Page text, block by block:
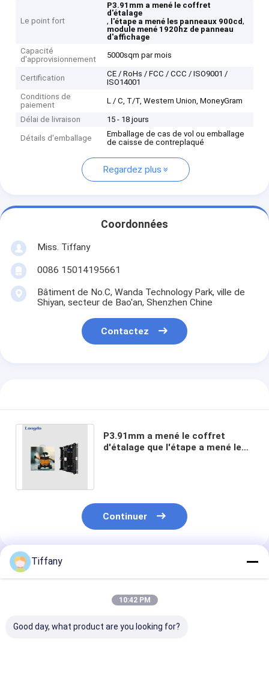
Le point fort
P3.91mm a mené le coffret
d'étalage
, l'étape a mené les panneaux 900cd,
module mené 1920hz de panneau
d'affichage
Capacité
d'approvisionnement
5000sqm par mois
Certification
CE / RoHs / FCC / CCC / ISO9001 /
ISO14001
Conditions de
paiement
L / C, T/T, Western Union, MoneyGram
Délai de livraison 15 - 18 jours
Détails d'emballage
Emballage de cas de vol ou emballage
de caisse de contreplaqué
Regardez plus
Coordonnées
Miss. Tiffany
0086 15014195661
Bâtiment de No.C, Wanda Technology Park, ville de
Shiyan, secteur de Bao'an, Shenzhen Chine
Contactez
P3.91mm a mené le coffret
d'étalage que l'étape a mené le
Continuer
Produits Recommandés
Tiffany
10:42 PM
Good day, what product are you looking for?